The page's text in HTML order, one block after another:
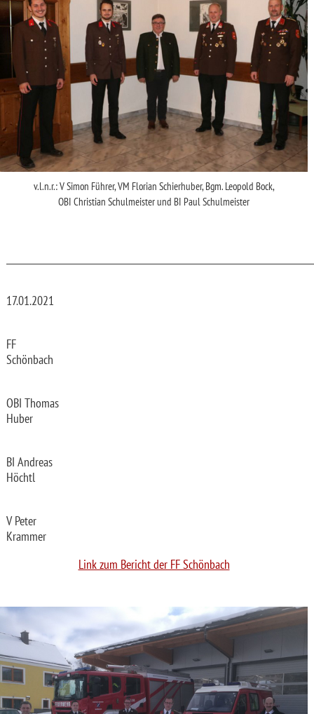
v.l.n.r.: V Simon Führer, VM Florian Schierhuber, Bgm. Leopold Bock,
OBI Christian Schulmeister und BI Paul Schulmeister
17.01.2021
FF
Schönbach
OBI Thomas
Huber
BI Andreas
Höchtl
V Peter
Krammer
Link zum Bericht der FF Schönbach